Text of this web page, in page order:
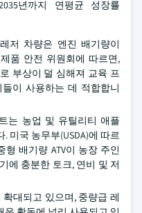
년까지 연평균 성장률
저 차량은 엔진 배기량이
품 안전 위원회에 따르면,
부상이 덜 심해져 교육 프
이 사용하는 데 적합합니
는 농업 및 유틸리티 애플
미국 농무부(USDA)에 따르
형 배기량 ATV이 농장 주인
에 충분한 토크, 연비 및 저
확대되고 있으며, 중량급 레